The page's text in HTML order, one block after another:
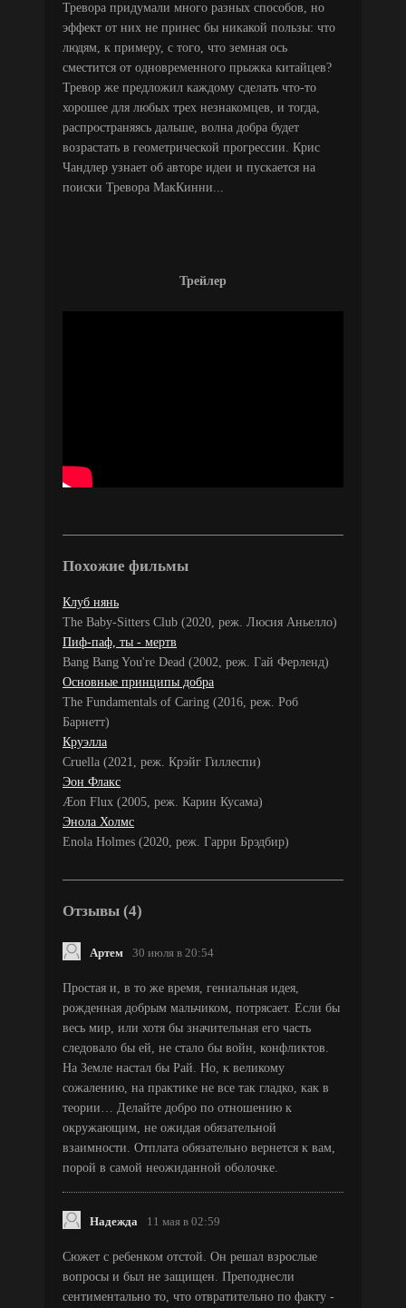
Тревора придумали много разных способов, но
эффект от них не принес бы никакой пользы: что
людям, к примеру, с того, что земная ось
сместится от одновременного прыжка китайцев?
Тревор же предложил каждому сделать что-то
хорошее для любых трех незнакомцев, и тогда,
распространяясь дальше, волна добра будет
возрастать в геометрической прогрессии. Крис
Чандлер узнает об авторе идеи и пускается на
поиски Тревора МакКинни...
Трейлер
Похожие фильмы
Клуб нянь
The Baby-Sitters Club (2020, реж. Люсия Аньелло)
Пиф-паф, ты - мертв
Bang Bang You're Dead (2002, реж. Гай Ферленд)
Основные принципы добра
The Fundamentals of Caring (2016, реж. Роб
Барнетт)
Круэлла
Cruella (2021, реж. Крэйг Гиллеспи)
Эон Флакс
Æon Flux (2005, реж. Карин Кусама)
Энола Холмс
Enola Holmes (2020, реж. Гарри Брэдбир)
Отзывы (4)
Артем 30 июля в 20:54
Простая и, в то же время, гениальная идея,
рожденная добрым мальчиком, потрясает. Если бы
весь мир, или хотя бы значительная его часть
следовало бы ей, не стало бы войн, конфликтов.
На Земле настал бы Рай. Но, к великому
сожалению, на практике не все так гладко, как в
теории… Делайте добро по отношению к
окружающим, не ожидая обязательной
взаимности. Отплата обязательно вернется к вам,
порой в самой неожиданной оболочке.
Надежда 11 мая в 02:59
Сюжет с ребенком отстой. Он решал взрослые
вопросы и был не защищен. Преподнесли
сентиментально то, что отвратительно по факту -